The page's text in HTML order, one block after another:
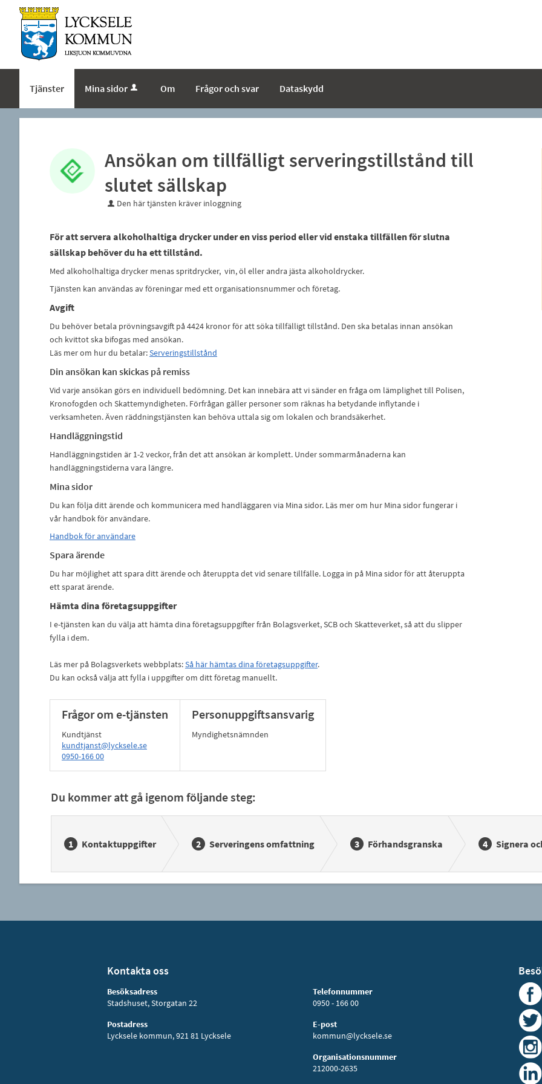
Tjänster Mina sidor Om Frågor och svar Dataskydd
Ansökan om tillfälligt serveringstillstånd till
slutet sällskap
Den här tjänsten kräver inloggning
För att servera alkoholhaltiga drycker under en viss period eller vid enstaka tillfällen för slutna
sällskap behöver du ha ett tillstånd.
Med alkoholhaltiga drycker menas spritdrycker, vin, öl eller andra jästa alkoholdrycker.
Tjänsten kan användas av föreningar med ett organisationsnummer och företag.
Avgift
Du behöver betala prövningsavgift på 4424 kronor för att söka tillfälligt tillstånd. Den ska betalas innan ansökan
och kvittot ska bifogas med ansökan.
Läs mer om hur du betalar:Serveringstillstånd
Din ansökan kan skickas på remiss
Vid varje ansökan görs en individuell bedömning. Det kan innebära att vi sänder en fråga om lämplighet till Polisen,
Kronofogden och Skattemyndigheten. Förfrågan gäller personer som räknas ha betydande inflytande i
verksamheten. Även räddningstjänsten kan behöva uttala sig om lokalen och brandsäkerhet.​
Handläggningstid
Handläggningstiden är 1-2 veckor, från det att ansökan är komplett. Under sommarmånaderna kan
handläggningstiderna vara längre.
Mina sidor
Du kan följa ditt ärende och kommunicera med handläggaren via Mina sidor. Läs mer om hur Mina sidor fungerar i
vår handbok för användare.
Handbok för användare
Spara ärende
Du har möjlighet att spara ditt ärende och återuppta det vid senare tillfälle. Logga in på Mina sidor för att återuppta
ett sparat ärende.
Hämta dina företagsuppgifter
I e-tjänsten kan du välja att hämta dina företagsuppgifter från Bolagsverket, SCB och Skatteverket, så att du slipper
fylla i dem.
Läs mer på Bolagsverkets webbplats:Så här hämtas dina företagsuppgifter.
Du kan också välja att fylla i uppgifter om ditt företag manuellt.
Frågor om e-tjänsten
Kundtjänst
kundtjanst@lycksele.se
0950-166 00
Personuppgiftsansvarig
Myndighetsnämnden
Du kommer att gå igenom följande steg:
Kontaktuppgifter Serveringens omfattning Förhandsgranska Signera
Kontakta oss
Besöksadress
Stadshuset, Storgatan 22
Postadress
Lycksele kommun, 921 81 Lycksele
Telefonnummer
0950 - 166 00
E-post
kommun@lycksele.se
Organisationsnummer
212000-2635